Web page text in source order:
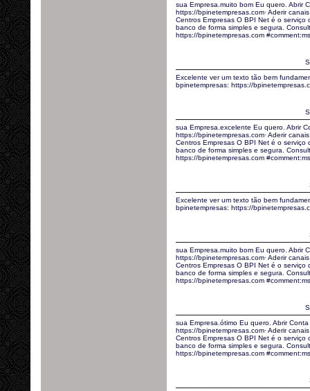
sua Empresa.muito bom Eu quero. Abrir
https://bpinetempresas.com· Aderir
Centros Empresas O BPI Net é o
banco de forma simples e segura.
https://bpinetempresas.com
Excelente ver um texto tão bem
bpinetempresas: https://
sua Empresa.excelente Eu quero. Abrir
https://bpinetempresas.com· Aderir
Centros Empresas O BPI Net é o
banco de forma simples e segura.
https://bpinetempresas.com
Excelente ver um texto tão bem
bpinetempresas: https://
sua Empresa.muito bom Eu quero. Abrir
https://bpinetempresas.com· Aderir
Centros Empresas O BPI Net é o
banco de forma simples e segura.
https://bpinetempresas.com
sua Empresa.ótimo Eu quero. Abrir
https://bpinetempresas.com· Aderir
Centros Empresas O BPI Net é o
banco de forma simples e segura.
https://bpinetempresas.com